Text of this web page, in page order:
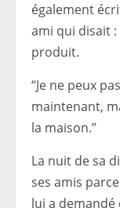
également
ami qui disait :
produit.
“Je ne peux
maintenant,
la maison.”
La nuit de sa
ses amis
lui a